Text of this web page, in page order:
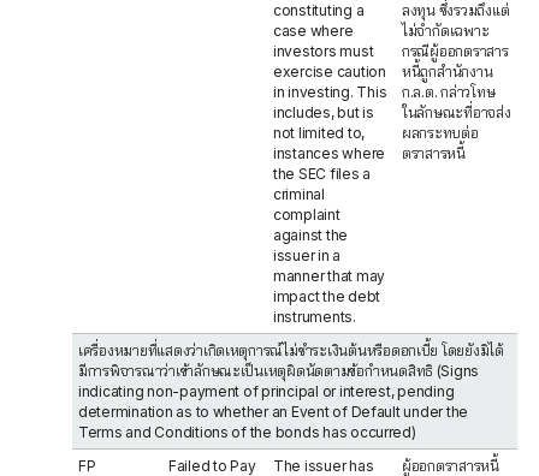
constituting a
case where
investors must
exercise caution
in investing. This
includes, but is
not limited to,
instances where
the SEC files a
criminal
complaint
against the
issuer in a
manner that may
impact the debt
instruments.
ลงทุน ซึ่งรวมถึงแต่
ไม่จำกัดเฉพาะ
กรณีผู้ออกตราสาร
หนี้ถูกสำนักงาน
ก.ล.ต. กล่าวโทษ
ในลักษณะที่อาจส่ง
ผลกระทบต่อ
ตราสารหนี้
เครื่องหมายที่แสดงว่าเกิดเหตุการณ์ไม่ชำระเงินต้นหรือดอกเบี้ย โดยยังมิได้
มีการพิจารณาว่าเข้าลักษณะเป็นเหตุผิดนัดตามข้อกำหนดสิทธิ (Signs
indicating non-payment of principal or interest, pending
determination as to whether an Event of Default under the
Terms and Conditions of the bonds has occurred)
FP
Failed to Pay
The issuer has
ผู้ออกตราสารหนี้